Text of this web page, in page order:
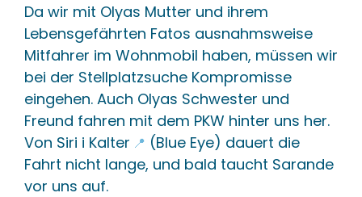
Hauptstraße
Sarande
Zentrale, stark befahrene Verkehrsstraße in
Sarande, Albanien.
🔗 In diesem Content
Hotel am Meer
Sarande
Hotel in Sarande direkt an der Küste gelegen.
+
Da wir mit Olyas Mutter und ihrem
Lebensgefährten Fatos ausnahmsweise
Mitfahrer im Wohnmobil haben, müssen wir
bei der Stellplatzsuche Kompromisse
eingehen. Auch Olyas Schwester und
Freund fahren mit dem PKW hinter uns her.
Von Siri i Kalter 📍 (Blue Eye) dauert die
Fahrt nicht lange, und bald taucht Sarande
vor uns auf.